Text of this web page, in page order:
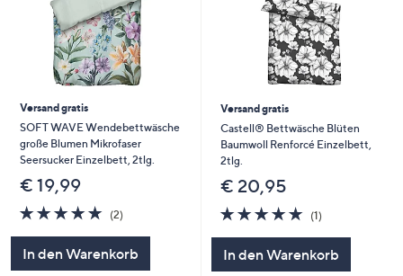
Versand gratis
SOFT WAVE Wendebettwäsche
große Blumen Mikrofaser
Seersucker Einzelbett, 2tlg.
€ 19,99
5.0
von
(2)2
In den Warenkorb
Versand gratis
Castell® Bettwäsche Blüten
Baumwoll Renforcé Einzelbett,
2tlg.
€ 20,95
5.0
von
(1)1
In den Warenkorb